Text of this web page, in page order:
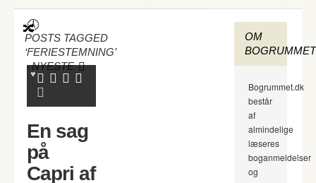
POSTS TAGGED
‘FERIESTEMNING’
-NYESTE
En sag
på
Capri af
OM
BOGRUMMET
Bogrummet.dk
består
af
almindelige
læseres
boganmeldelser
og